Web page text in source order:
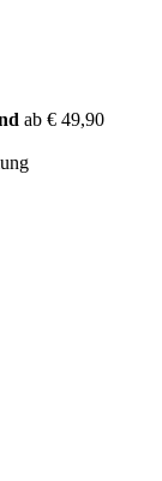
ab € 49,90